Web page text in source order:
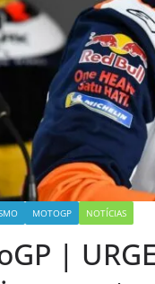
MOTOGP NOTÍCIAS
|